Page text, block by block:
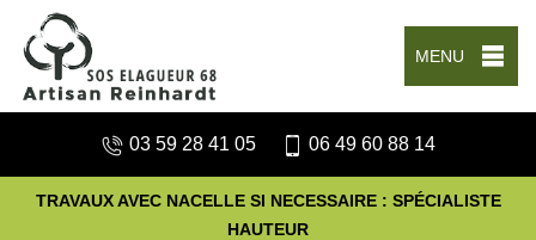
MENU
03 59 28 41 05 06 49 60 88 14
TRAVAUX AVEC NACELLE SI NECESSAIRE : SPÉCIALISTE
HAUTEUR